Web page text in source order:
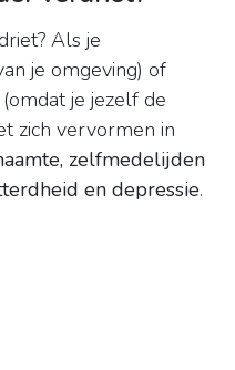
Als je
je omgeving) of
je jezelf de
zich vervormen in
zelfmedelijden
en depressie.